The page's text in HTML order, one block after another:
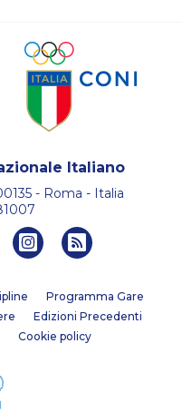
Italiano
- Roma - Italia
Programma Gare
Edizioni Precedenti
Cookie policy